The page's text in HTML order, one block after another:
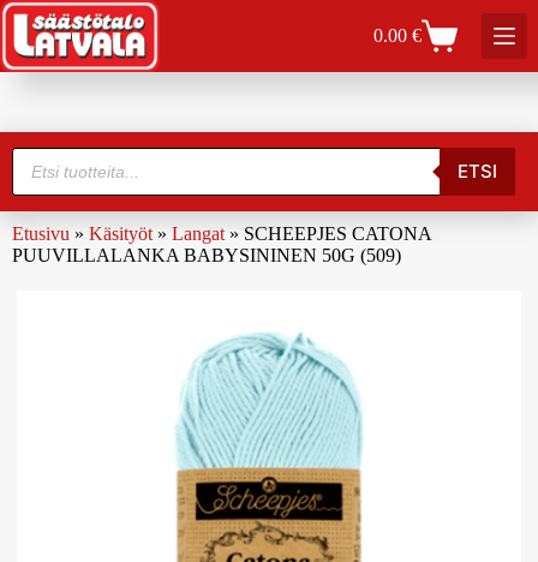
0.00€
ETSI
Etusivu » Käsityöt » Langat » SCHEEPJES CATONA
PUUVILLALANKA BABYSININEN 50G (509)